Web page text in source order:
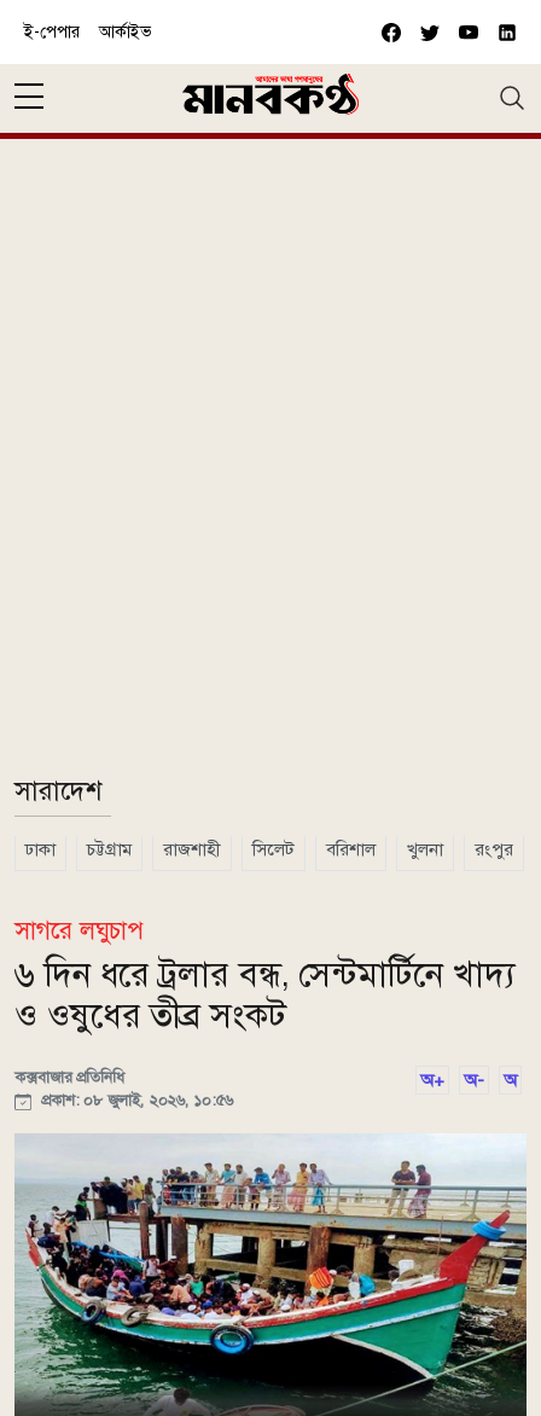
ই-পেপার আর্কাইভ
সারাদেশ
ঢাকা চট্টগ্রাম রাজশাহী সিলেট বরিশাল খুলনা রংপুর
সাগরে লঘুচাপ
৬ দিন ধরে ট্রলার বন্ধ, সেন্টমার্টিনে খাদ্য
ও ওষুধের তীব্র সংকট
কক্সবাজার প্রতিনিধি
প্রকাশ: ০৮ জুলাই, ২০২৬, ১০:৫৬
অ+ অ- অ